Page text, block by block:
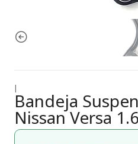
|
Bandeja
Nissan Versa